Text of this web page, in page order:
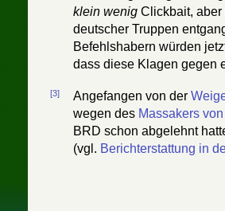
klein wenigClickbait, aber
deutscher Truppen
Befehlshabern würden
dass diese Klagen gegen
[3] Angefangen von der
wegen des Massakers
BRD schon abgelehnt
(vgl. Berichterstattung in